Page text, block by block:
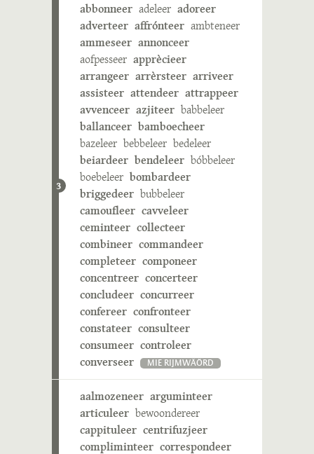
3
abbonneer adeleer adoreer
adverteer affrónteer ambteneer
ammeseer annonceer
aofpesseer apprècieer
arrangeer arrèrsteer arriveer
assisteer attendeer attrappeer
avvenceer azjiteer babbeleer
ballanceer bamboecheer
bazeleer bebbeleer bedeleer
beiardeer bendeleer bóbbeleer
boebeleer bombardeer
briggedeer bubbeleer
camoufleer cavveleer
ceminteer collecteer
combineer commandeer
completeer componeer
concentreer concerteer
concludeer concurreer
confereer confronteer
constateer consulteer
consumeer controleer
converseer
MIE RIJMWÄÖRD
aalmozeneer arguminteer
articuleer bewoondereer
cappituleer centrifuzjeer
compliminteer correspondeer